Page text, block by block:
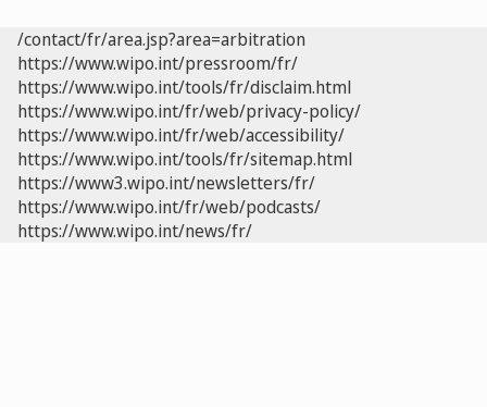
/contact/fr/area.jsp?area=arbitration
https://www.wipo.int/pressroom/fr/
https://www.wipo.int/tools/fr/disclaim.html
https://www.wipo.int/fr/web/privacy-policy/
https://www.wipo.int/fr/web/accessibility/
https://www.wipo.int/tools/fr/sitemap.html
https://www3.wipo.int/newsletters/fr/
https://www.wipo.int/fr/web/podcasts/
https://www.wipo.int/news/fr/